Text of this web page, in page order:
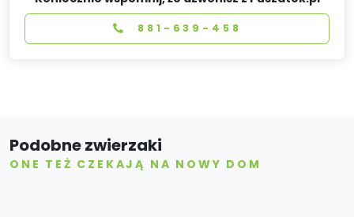
881-639-458
Podobne zwierzaki
ONE TEŻ CZEKAJĄ NA NOWY DOM